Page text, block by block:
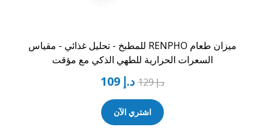
ميزان طعام RENPHO للمطبخ - تحليل غذائي - مقياس
السعرات الحرارية للطهي الذكي مع مؤقت
د.إ129 د.إ
اشتري الآن